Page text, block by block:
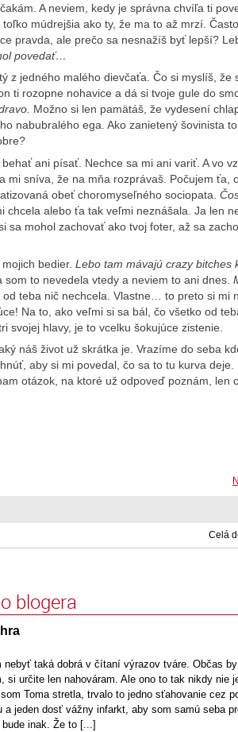
A neviem, kedy je správna chvíľa ti
múdrejšia ako ty, že ma to až mrzí.
pravda, ale prečo sa nesnažíš byť lepší?
povedať…
z jedného malého dievčaťa. Čo si myslíš, že
ti rozopne nohavice a dá si tvoje gule do
Možno si len pamätáš, že vydesení
nabubralého ega. Ako zanietený šovinista
ani písať. Nechce sa mi ani variť. A vo
mi sníva, že na mňa rozprávaš. Počujem ťa,
obeť choromyseľného sociopata.
chcela alebo ťa tak veľmi neznášala. Ja len
sa mohol zachovať ako tvoj foter, až sa
bedier. Lebo tam mávajú crazy bitches
to nevedela vtedy a neviem to ani dnes.
od teba nič nechcela. Vlastne… to preto si mi
Na to, ako veľmi si sa bál, čo všetko od
svojej hlavy, je to vcelku šokujúce zistenie.
náš život už skrátka je. Vrazíme do seba
aby si mi povedal, čo sa to tu kurva deje.
otázok, na ktoré už odpoveď poznám, len
Celá
blogera
nebyť taká dobrá v čítaní výrazov tváre. Občas
si určite len nahováram. Ale ono to tak nikdy nie
Toma stretla, trvalo to jedno sťahovanie cez
a jeden dosť vážny infarkt, aby som samú seba
inak. Že to [...]